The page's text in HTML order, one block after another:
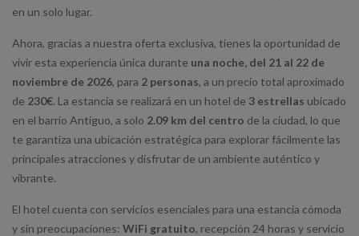
en un solo lugar.
Ahora, gracias a nuestra oferta exclusiva, tienes la oportunidad de
vivir esta experiencia única durante una noche, del 21 al 22 de
noviembre de 2026, para 2 personas, a un precio total aproximado
de 230€. La estancia se realizará en un hotel de 3 estrellas ubicado
en el barrio Antiguo, a solo 2.09 km del centro de la ciudad, lo que
te garantiza una ubicación estratégica para explorar fácilmente las
principales atracciones y disfrutar de un ambiente auténtico y
vibrante.
El hotel cuenta con servicios esenciales para una estancia cómoda
y sin preocupaciones: WiFi gratuito, recepción 24 horas y servicio